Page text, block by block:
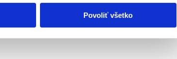
Povoliť všetko